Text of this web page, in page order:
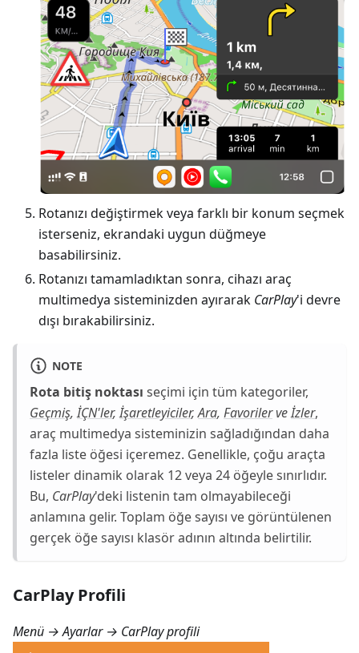
Rotanızı değiştirmek veya farklı bir konum seçmek
isterseniz, ekrandaki uygun düğmeye
basabilirsiniz.
Rotanızı tamamladıktan sonra, cihazı araç
multimedya sisteminizden ayırarak CarPlay'i devre
dışı bırakabilirsiniz.
NOTE
Rota bitiş noktası seçimi için tüm kategoriler,
Geçmiş,İÇN'ler,İşaretleyiciler,Ara, Favorilerveİzler,
araç multimedya sisteminizin sağladığından daha
fazla liste öğesi içeremez. Genellikle, çoğu araçta
listeler dinamik olarak 12 veya 24 öğeyle sınırlıdır.
Bu, CarPlay'deki listenin tam olmayabileceği
anlamına gelir. Toplam öğe sayısı ve görüntülenen
gerçek öğe sayısı klasör adının altında belirtilir.
CarPlay Profili
Menü → Ayarlar → CarPlay profili